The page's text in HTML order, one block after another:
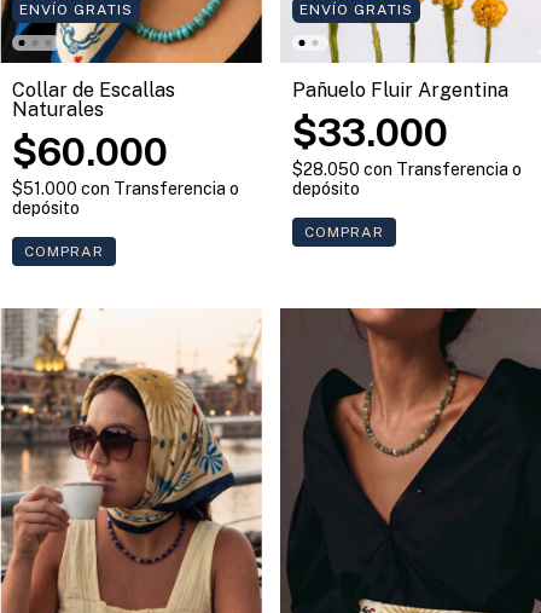
ENVÍO GRATIS
Collar de Escallas
Naturales
$60.000
$51.000 con Transferencia o
depósito
COMPRAR
ENVÍO GRATIS
Pañuelo Fluir Argentina
$33.000
$28.050 con Transferencia o
depósito
COMPRAR